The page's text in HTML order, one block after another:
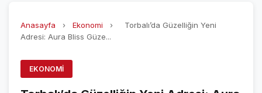
FENERBAHÇE
ÖZEL SAYFALAR
Anasayfa › Ekonomi ›
Torbalı’da Güzelliğin Yeni
Adresi: Aura Bliss Güze...
EKONOMI